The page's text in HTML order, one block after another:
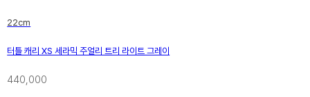
22cm
터틀 캐리 XS 세라믹 주얼리 트리 라이트 그레이
440,000